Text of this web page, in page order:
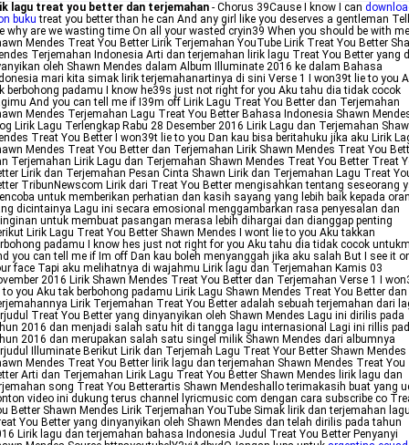
lagu treat you better dan terjemahan - Chorus 39Cause I know I can
buku treat you better than he can And any girl like you deserves a gentleman Tell
why are we wasting time On all your wasted cryin39 When you should be with me
Mendes Treat You Better Lirik Terjemahan YouTube Lirik Treat You Better
Terjemahan Indonesia Arti dan terjemahan lirik lagu Treat You Better yang
oleh Shawn Mendes dalam Album Illuminate 2016 ke dalam Bahasa
mari kita simak lirik terjemahanartinya di sini Verse 1 I won39t lie to you
berbohong padamu I know he39s just not right for you Aku tahu dia tidak cocok
And you can tell me if I39m off Lirik Lagu Treat You Better dan Terjemahan
Mendes Terjemahan Lagu Treat You Better Bahasa Indonesia Shawn
Lirik Lagu Terlengkap Rabu 28 Desember 2016 Lirik Lagu dan Terjemahan
Treat You Better I won39t lie to you Dan kau bisa beritahuku jika aku Lirik
Mendes Treat You Better dan Terjemahan Lirik Shawn Mendes Treat You
Terjemahan Lirik Lagu dan Terjemahan Shawn Mendes Treat You Better Treat
Lirik dan Terjemahan Pesan Cinta Shawn Lirik dan Terjemahan Lagu Treat
TribunNewscom Lirik dari Treat You Better mengisahkan tentang seseorang
untuk memberikan perhatian dan kasih sayang yang lebih baik kepada
dicintainya Lagu ini secara emosional menggambarkan rasa penyesalan dan
untuk membuat pasangan merasa lebih dihargai dan dianggap penting
Lirik Lagu Treat You Better Shawn Mendes I wont lie to you Aku takkan
padamu I know hes just not right for you Aku tahu dia tidak cocok
you can tell me if Im off Dan kau boleh menyanggah jika aku salah But I see it
face Tapi aku melihatnya di wajahmu Lirik lagu dan Terjemahan Kamis 03
2016 Lirik Shawn Mendes Treat You Better dan Terjemahan Verse 1 I
to you Aku tak berbohong padamu Lirik Lagu Shawn Mendes Treat You Better dan
Lirik Terjemahan Treat You Better adalah sebuah terjemahan dari
Treat You Better yang dinyanyikan oleh Shawn Mendes Lagu ini dirilis pada
2016 dan menjadi salah satu hit di tangga lagu internasional Lagi ini rillis
2016 dan merupakan salah satu singel milik Shawn Mendes dari albumnya
Illuminate Berikut Lirik dan Terjemah Lagu Treat Your Better Shawn Mendes
Mendes Treat You Better lirik lagu dan terjemahan Shawn Mendes Treat You
Arti dan Terjemahan Lirik Lagu Treat You Better Shawn Mendes lirik lagu dan
song Treat You Betterartis Shawn Mendeshallo terimakasih buat yang
video ini dukung terus channel lyricmusic com dengan cara subscribe co
Better Shawn Mendes Lirik Terjemahan YouTube Simak lirik dan terjemahan
You Better yang dinyanyikan oleh Shawn Mendes dan telah dirilis pada tahun
Lirik lagu dan terjemahan bahasa Indonesia Judul Treat You Better Penyanyi